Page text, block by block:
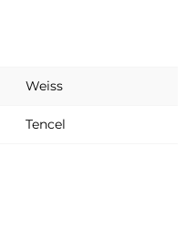
Weiss
Tencel